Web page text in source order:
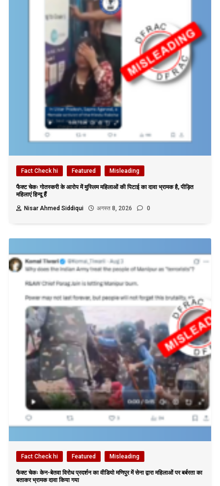
Fact Check hi Featured Misleading
फैक्ट चेकः गोतस्करी के आरोप में मुस्लिम महिलाओं की पिटाई का दावा भ्रामक है, पीड़ित
महिलाएं हिन्दू हैं
Nisar Ahmed Siddiqui
अगस्त 8, 2026 0
Fact Check hi Featured Misleading
फैक्ट चेकः केन-बेतवा विरोध प्रदर्शन का वीडियो मणिपुर में सेना द्वारा महिलाओं पर बर्बरता का
बताकर भ्रामक दावा किया गया